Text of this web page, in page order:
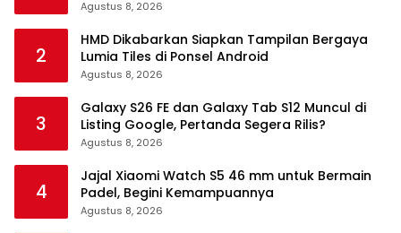
Agustus 8, 2026
2
HMD Dikabarkan Siapkan Tampilan Bergaya
Lumia Tiles di Ponsel Android
Agustus 8, 2026
3
Galaxy S26 FE dan Galaxy Tab S12 Muncul di
Listing Google, Pertanda Segera Rilis?
Agustus 8, 2026
4
Jajal Xiaomi Watch S5 46 mm untuk Bermain
Padel, Begini Kemampuannya
Agustus 8, 2026